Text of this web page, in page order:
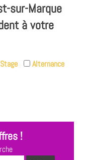
sur-Marque
à votre
Alternance
!